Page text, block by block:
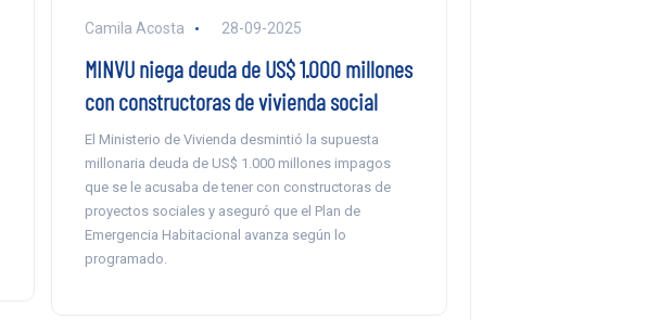
Camila Acosta 28-09-2025
MINVU niega deuda de US$ 1.000 millones
con constructoras de vivienda social
El Ministerio de Vivienda desmintió la supuesta
millonaria deuda de US$ 1.000 millones impagos
que se le acusaba de tener con constructoras de
proyectos sociales y aseguró que el Plan de
Emergencia Habitacional avanza según lo
programado.